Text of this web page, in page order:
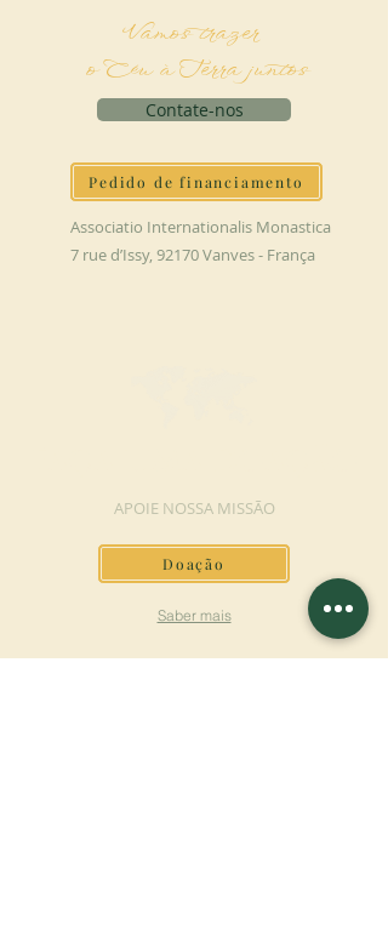
Vamos trazer
o Céu à Terra juntos
Contate-nos
Pedido de financiamento
Associatio Internationalis Monastica
7 rue d’Issy, 92170 Vanves - França
APOIE NOSSA MISSÃO
Doação
Saber mais